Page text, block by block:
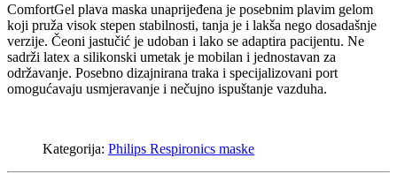
ComfortGel plava maska unaprijeđena je posebnim plavim gelom
koji pruža visok stepen stabilnosti, tanja je i lakša nego dosadašnje
verzije. Čeoni jastučić je udoban i lako se adaptira pacijentu. Ne
sadrži latex a silikonski umetak je mobilan i jednostavan za
održavanje. Posebno dizajnirana traka i specijalizovani port
omogućavaju usmjeravanje i nečujno ispuštanje vazduha.
Kategorija: Philips Respironics maske